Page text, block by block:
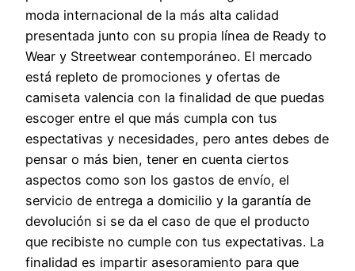
moda internacional de la más alta calidad
presentada junto con su propia línea de Ready to
Wear y Streetwear contemporáneo. El mercado
está repleto de promociones y ofertas de
camiseta valencia con la finalidad de que puedas
escoger entre el que más cumpla con tus
espectativas y necesidades, pero antes debes de
pensar o más bien, tener en cuenta ciertos
aspectos como son los gastos de envío, el
servicio de entrega a domicilio y la garantía de
devolución si se da el caso de que el producto
que recibiste no cumple con tus expectativas. La
finalidad es impartir asesoramiento para que